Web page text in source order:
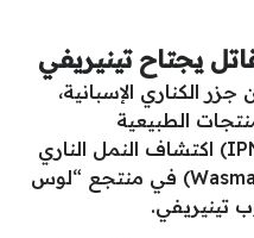
يجتاح تينيريفي
جزر الكناري الإسبانية،
الطبيعية
والبيولوجيا الزراعية (IPNA-CSIC) اكتشاف النمل الناري
الصغير (Wasmannia auropunctata) في منتجع “لوس
تينيريفي.